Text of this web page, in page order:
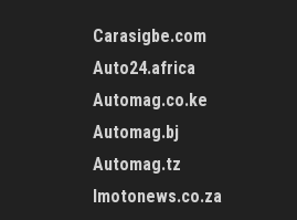
Carasigbe.com
Auto24.africa
Automag.co.ke
Automag.bj
Automag.tz
Imotonews.co.za